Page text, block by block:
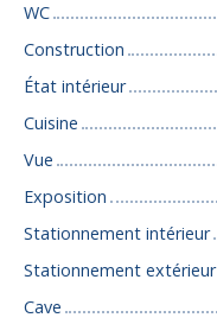
WC
Construction
État intérieur
Cuisine
Vue
Exposition
Stationnement intérieur
Stationnement extérieur
Cave